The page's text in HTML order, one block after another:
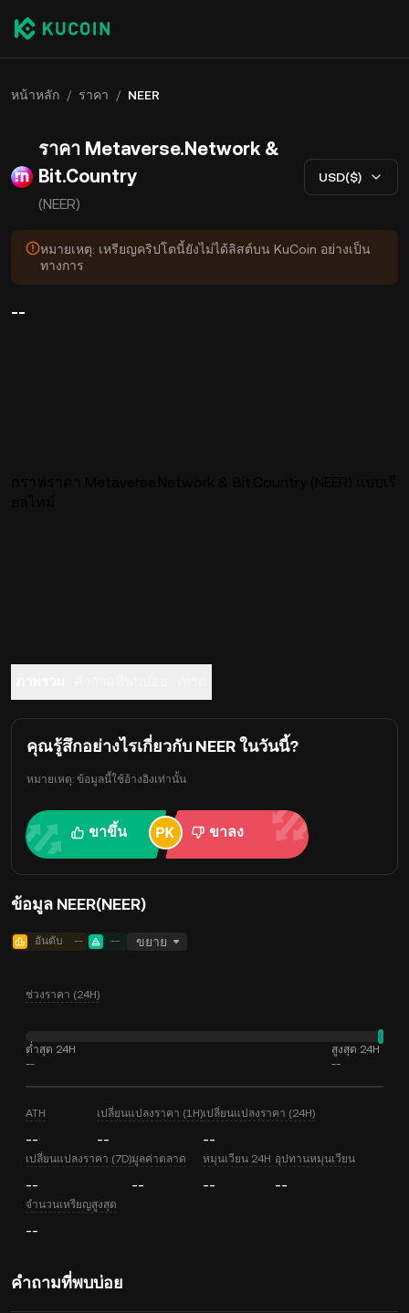
หน้าหลัก / ราคา / NEER
ราคา Metaverse.Network &
Bit.Country
(NEER)
USD($)
หมายเหตุ: เหรียญคริปโตนี้ยังไม่ได้ลิสต์บน KuCoin อย่างเป็น
ทางการ
--
คุณรู้สึกอย่างไรเกี่ยวกับ NEER ในวันนี้?
หมายเหตุ: ข้อมูลนี้ใช้อ้างอิงเท่านั้น
ขาขึ้น ขาลง
ข้อมูล NEER(NEER)
อันดับ -- -- ขยาย
ช่วงราคา (24H)
ต่ำสุด 24H
--
สูงสุด 24H
--
ATH
--
เปลี่ยนแปลงราคา (1H)
--
เปลี่ยนแปลงราคา (24H)
--
เปลี่ยนแปลงราคา (7D)
--
มูลค่าตลาด
--
หมุนเวียน 24H
--
อุปทานหมุนเวียน
--
จำนวนเหรียญสูงสุด
--
คำถามที่พบบ่อย